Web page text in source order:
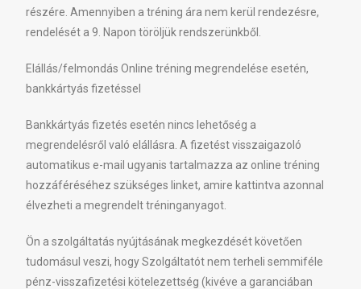
részére. Amennyiben a tréning ára nem kerül rendezésre,
rendelését a 9. Napon töröljük rendszerünkből.
Elállás/felmondás Online tréning megrendelése esetén,
bankkártyás fizetéssel
Bankkártyás fizetés esetén nincs lehetőség a
megrendelésről való elállásra. A fizetést visszaigazoló
automatikus e-mail ugyanis tartalmazza az online tréning
hozzáféréséhez szükséges linket, amire kattintva azonnal
élvezheti a megrendelt tréninganyagot.
Ön a szolgáltatás nyújtásának megkezdését követően
tudomásul veszi, hogy Szolgáltatót nem terheli semmiféle
pénz-visszafizetési kötelezettség (kivéve a garanciában